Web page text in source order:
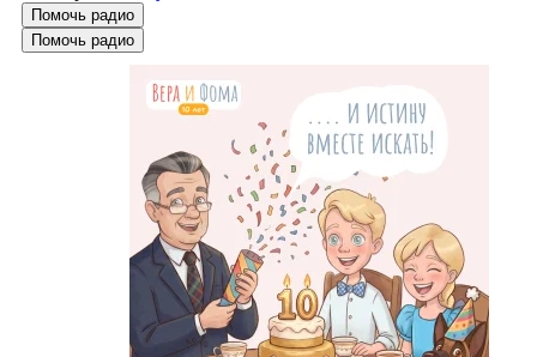
Помочь радио
Помочь радио